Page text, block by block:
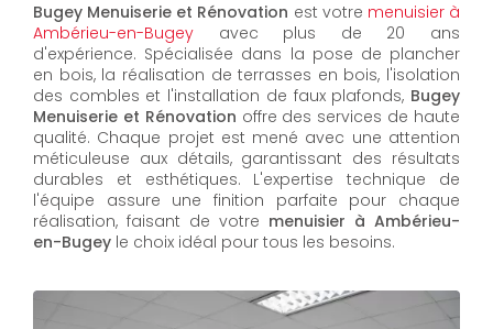
Bugey Menuiserie et Rénovation est votre menuisier à
Ambérieu-en-Bugey avec plus de 20 ans
d'expérience. Spécialisée dans la pose de plancher
en bois, la réalisation de terrasses en bois, l'isolation
des combles et l'installation de faux plafonds, Bugey
Menuiserie et Rénovation offre des services de haute
qualité. Chaque projet est mené avec une attention
méticuleuse aux détails, garantissant des résultats
durables et esthétiques. L'expertise technique de
l'équipe assure une finition parfaite pour chaque
réalisation, faisant de votre menuisier à Ambérieu-
en-Bugey le choix idéal pour tous les besoins.